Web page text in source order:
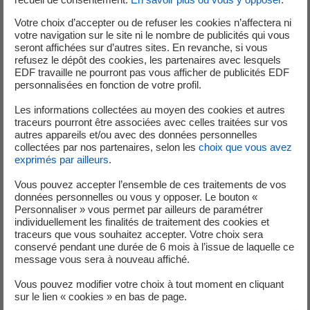
de fonctionnement permet de reproduire des
caractéristiques aussi bien statiques que dynamiques.
Les tests de validation ont démontré une reproduction
quasi-parfaite de la courbe I-V (courant-tension) du
système photovoltaïque émulé en régime permanent,
mais également un excellent temps de réponse aux
sollicitions dynamiques avec un temps de réponse à 99 %
d’environ 20 ms.
Essais & Résultats
En s’appuyant sur des données fournies par l’équipe PV du
département TREE (Technologies et Recherches pour
Votre choix d’accepter ou de refuser les cookies n’affectera ni
votre navigation sur le site ni le nombre de publicités qui vous
seront affichées sur d’autres sites. En revanche, si vous
refusez le dépôt des cookies, les partenaires avec lesquels
EDF travaille ne pourront pas vous afficher de publicités EDF
personnalisées en fonction de votre profil.
Les informations collectées au moyen des cookies et autres
traceurs pourront être associées avec celles traitées sur vos
autres appareils et/ou avec des données personnelles
collectées par nos partenaires, selon les choix que vous avez
exprimés par ailleurs.
Vous pouvez accepter l’ensemble de ces traitements de vos
données personnelles ou vous y opposer. Le bouton «
Personnaliser » vous permet par ailleurs de paramétrer
individuellement les finalités de traitement des cookies et
traceurs que vous souhaitez accepter. Votre choix sera
conservé pendant une durée de 6 mois à l’issue de laquelle ce
message vous sera à nouveau affiché.
Vous pouvez modifier votre choix à tout moment en cliquant
sur le lien « cookies » en bas de page.